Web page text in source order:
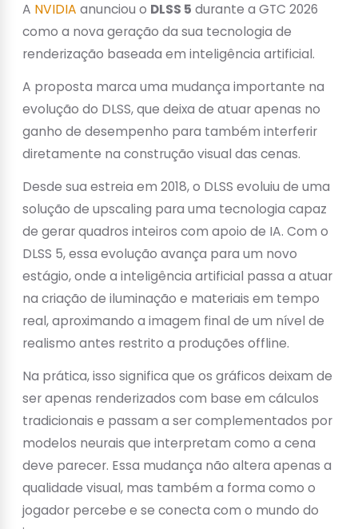
A NVIDIA anunciou o DLSS 5 durante a GTC 2026
como a nova geração da sua tecnologia de
renderização baseada em inteligência artificial.
A proposta marca uma mudança importante na
evolução do DLSS, que deixa de atuar apenas no
ganho de desempenho para também interferir
diretamente na construção visual das cenas.
Desde sua estreia em 2018, o DLSS evoluiu de uma
solução de upscaling para uma tecnologia capaz
de gerar quadros inteiros com apoio de IA. Com o
DLSS 5, essa evolução avança para um novo
estágio, onde a inteligência artificial passa a atuar
na criação de iluminação e materiais em tempo
real, aproximando a imagem final de um nível de
realismo antes restrito a produções offline.
Na prática, isso significa que os gráficos deixam de
ser apenas renderizados com base em cálculos
tradicionais e passam a ser complementados por
modelos neurais que interpretam como a cena
deve parecer. Essa mudança não altera apenas a
qualidade visual, mas também a forma como o
jogador percebe e se conecta com o mundo do